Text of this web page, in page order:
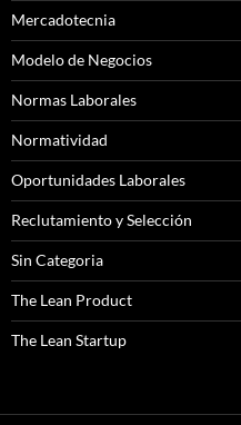
Mercadotecnia
Modelo de Negocios
Normas Laborales
Normatividad
Oportunidades Laborales
Reclutamiento y Selección
Sin Categoria
The Lean Product
The Lean Startup